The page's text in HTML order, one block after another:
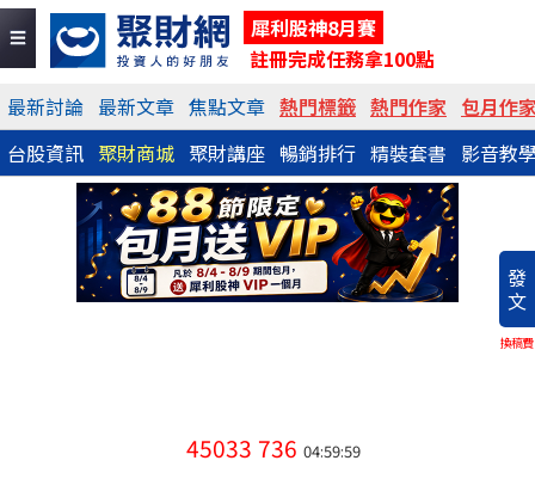
犀利股神8月賽
註冊完成任務拿100點
最新討論 最新文章 焦點文章 熱門標籤 熱門作家 包月作
台股資訊 聚財商城 聚財講座 暢銷排行 精裝套書 影音教
發
文
換稿費
45033 736 04:59:59